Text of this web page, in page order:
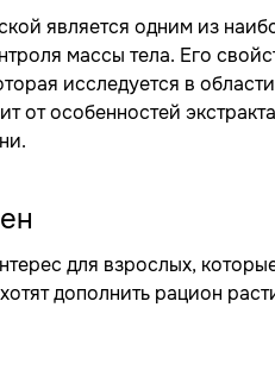
является одним из
массы тела. Его
исследуется в
от особенностей
для взрослых,
дополнить рацион